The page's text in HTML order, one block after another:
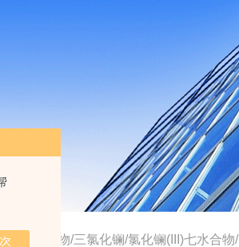
镧七水合物/三氯化镧/氯化镧(III)七水合物/